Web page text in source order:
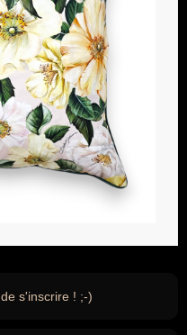
s'inscrire ! ;-)